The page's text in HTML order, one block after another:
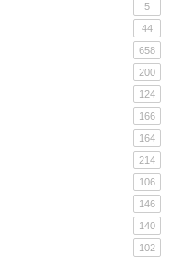
5
44
658
200
124
166
164
214
106
146
140
102